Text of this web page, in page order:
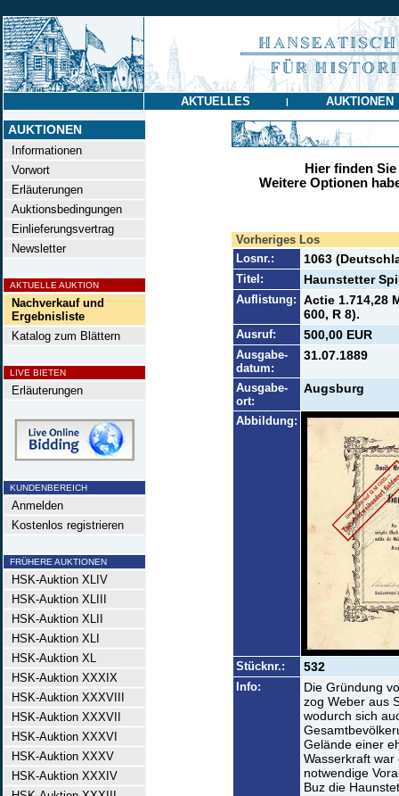
AKTUELLES | AUKTIONEN
AUKTIONEN
Informationen
Vorwort
Erläuterungen
Auktionsbedingungen
Einlieferungsvertrag
Newsletter
AKTUELLE AUKTION
Nachverkauf und
Ergebnisliste
Katalog zum Blättern
LIVE BIETEN
Erläuterungen
KUNDENBEREICH
Anmelden
Kostenlos registrieren
FRÜHERE AUKTIONEN
HSK-Auktion XLIV
HSK-Auktion XLIII
HSK-Auktion XLII
HSK-Auktion XLI
HSK-Auktion XL
HSK-Auktion XXXIX
HSK-Auktion XXXVIII
HSK-Auktion XXXVII
HSK-Auktion XXXVI
HSK-Auktion XXXV
HSK-Auktion XXXIV
Hier finden
Weitere Optionen
Vorheriges Los
Losnr.:
1063
Titel: Haunstetter
Auflistung: Actie 1.714,28
600, R 8).
Ausruf: 500,00 EUR
Ausgabe-
datum:
31.07.1889
Ausgabe-
ort:
Augsburg
Abbildung:
Stücknr.: 532
Info:
Die Gründung
zog Weber aus
wodurch sich
Gelände einer
Wasserkraft war
notwendige
Buz die